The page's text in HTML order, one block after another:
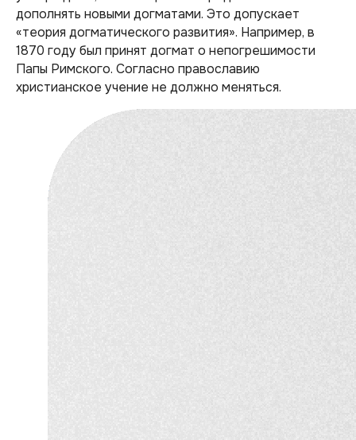
дополнять новыми догматами. Это допускает
«теория догматического развития». Например, в
1870 году был принят догмат о непогрешимости
Папы Римского. Согласно православию
христианское учение не должно меняться.